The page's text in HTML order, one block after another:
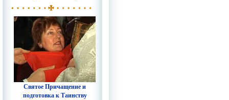
Святое Причащение и
подготовка к Таинству